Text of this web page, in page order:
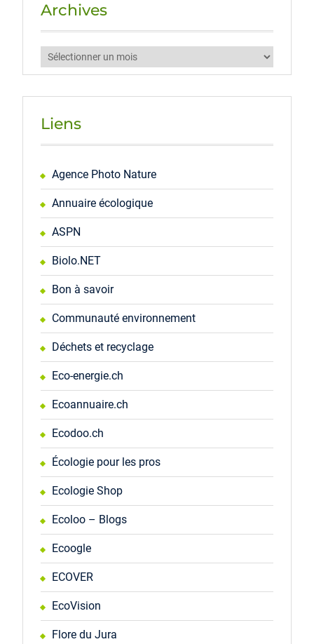
Archives
Archives
Liens
Agence Photo Nature
Annuaire écologique
ASPN
Biolo.NET
Bon à savoir
Communauté environnement
Déchets et recyclage
Eco-energie.ch
Ecoannuaire.ch
Ecodoo.ch
Écologie pour les pros
Ecologie Shop
Ecoloo – Blogs
Ecoogle
ECOVER
EcoVision
Flore du Jura